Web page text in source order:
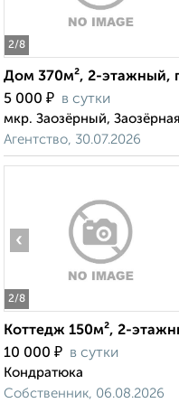
2/8
Дом 370м², 2-этажный,
5 000 ₽ в сутки
мкр. Заозёрный, Заозёрная
Агентство, 30.07.2026
2/8
‹
Коттедж 150м², 2-
10 000 ₽ в сутки
Кондратюка
Собственник, 06.08.2026